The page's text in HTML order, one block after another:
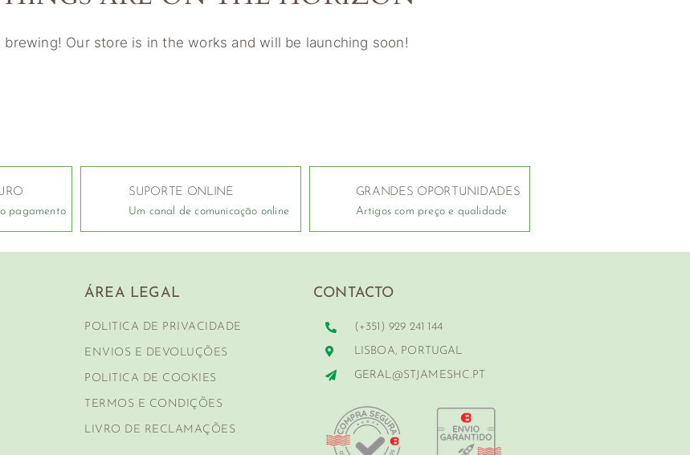
brewing! Our store is in the works and will be launching soon!
pagamento
SUPORTE ONLINE
Um canal de comunicação online
GRANDES OPORTUNIDADES
Artigos com preço e qualidade
ÁREA LEGAL
POLITICA DE PRIVACIDADE
ENVIOS E DEVOLUÇÕES
POLITICA DE COOKIES
TERMOS E CONDIÇÕES
LIVRO DE RECLAMAÇÕES
CONTACTO
(+351) 929 241 144
LISBOA, PORTUGAL
GERAL@STJAMESHC.PT